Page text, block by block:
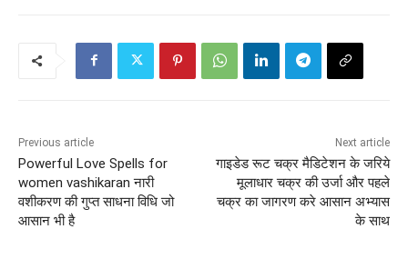
Previous article
Powerful Love Spells for
women vashikaran नारी
वशीकरण की गुप्त साधना विधि जो
आसान भी है
Next article
गाइडेड रूट चक्र मैडिटेशन के जरिये
मूलाधार चक्र की उर्जा और पहले
चक्र का जागरण करे आसान अभ्यास
के साथ